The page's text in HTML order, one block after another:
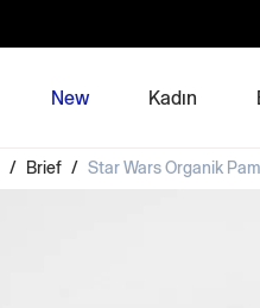
New Kadın
/ Brief / Star Wars Organik